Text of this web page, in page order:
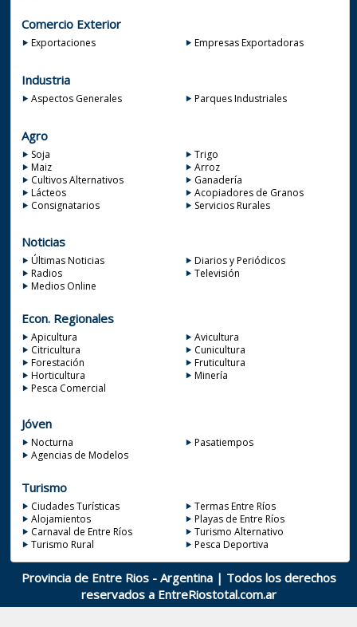
Comercio Exterior
Exportaciones Empresas Exportadoras
Industria
Aspectos Generales Parques Industriales
Agro
Soja
Trigo
Maiz
Arroz
Cultivos Alternativos
Ganadería
Lácteos
Acopiadores de Granos
Consignatarios
Servicios Rurales
Noticias
Últimas Noticias
Diarios y Periódicos
Radios
Televisión
Medios Online
Econ. Regionales
Apicultura
Avicultura
Citricultura
Cunicultura
Forestación
Fruticultura
Horticultura
Minería
Pesca Comercial
Jóven
Nocturna
Pasatiempos
Agencias de Modelos
Turismo
Ciudades Turísticas
Termas Entre Ríos
Alojamientos
Playas de Entre Ríos
Carnaval de Entre Ríos
Turismo Alternativo
Turismo Rural
Pesca Deportiva
Provincia de Entre Rios - Argentina | Todos los derechos
reservados a EntreRiostotal.com.ar